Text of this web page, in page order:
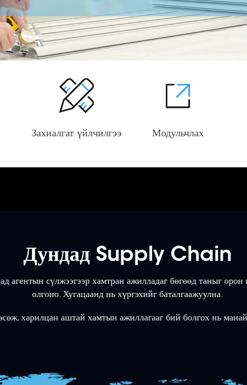
Захиалгат үйлчилгээ Модульчлах
Дундад Supply Chain
агентын сүлжээгээр хамтран ажилладаг бөгөөд таныг
олгоно. Хугацаанд нь хүргэхийг баталгаажуулна.
харилцан аштай хамтын ажиллагааг бий болгох нь